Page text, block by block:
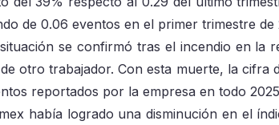
de 0.06 eventos en el primer trimestre
se confirmó tras el incendio en la
otro trabajador. Con esta muerte, la cifra
reportados por la empresa en todo
había logrado una disminución en el